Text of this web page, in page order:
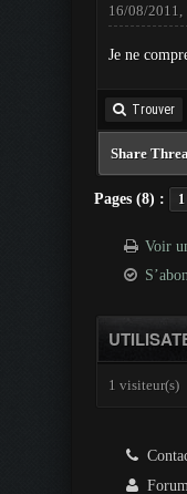
16/08/2011,
Je ne
Trouver
Share
Pages (8) : 1
Voir
1 visiteur(s)